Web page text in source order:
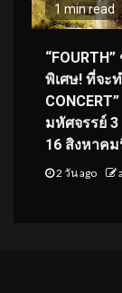
1 min read
พิเศษ! ที่จะ
มหัศจรรย์
16 สิงหาค
2 วัน ago